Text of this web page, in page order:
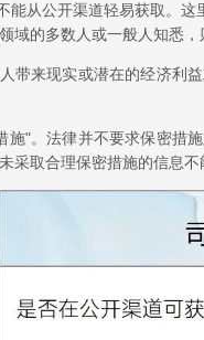
能从公开渠道轻易获取。
域的多数人或一般人知悉，
带来现实或潜在的经济利
"。法律并不要求保密措
采取合理保密措施的信息不